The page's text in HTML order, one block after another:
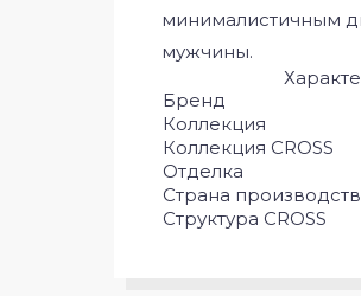
минималистичным
мужчины.
Бренд
Коллекция
Коллекция CROSS
Отделка
Страна
Структура CROSS